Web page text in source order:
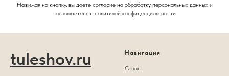
Нажимая на кнопку, вы даете согласие на обработку персональных данных и
соглашаетесь c политикой конфиденциальности
tuleshov.ru Навигация
О нас